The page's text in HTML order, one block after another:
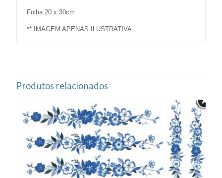
Folha 20 x 30cm
** IMAGEM APENAS ILUSTRATIVA
Produtos relacionados